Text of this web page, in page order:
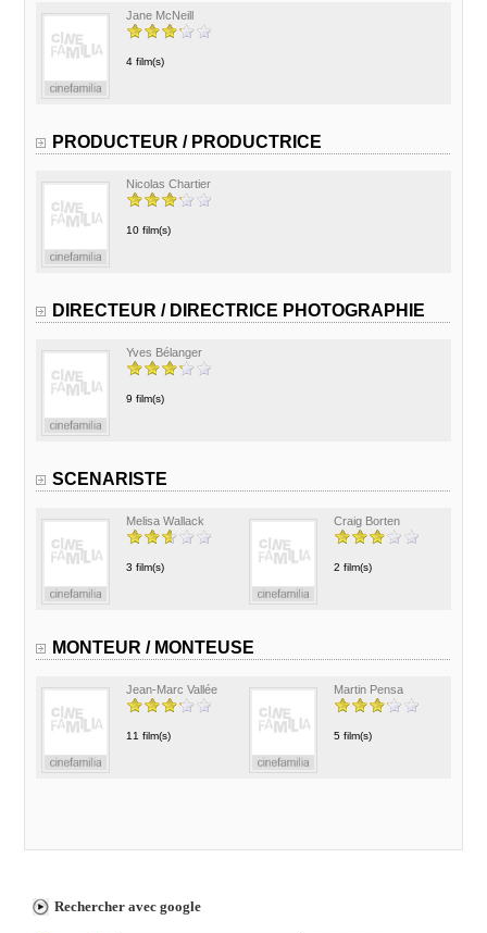
Jane McNeill
4 film(s)
PRODUCTEUR / PRODUCTRICE
Nicolas Chartier
10 film(s)
DIRECTEUR / DIRECTRICE PHOTOGRAPHIE
Yves Bélanger
9 film(s)
SCENARISTE
Melisa Wallack
3 film(s)
Craig Borten
2 film(s)
MONTEUR / MONTEUSE
Jean-Marc Vallée
11 film(s)
Martin Pensa
5 film(s)
Rechercher avec google